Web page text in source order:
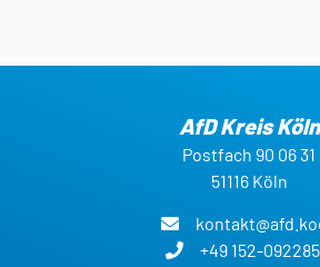
AfD Kreis Köln
Postfach 90 06 31
51116 Köln
+49 152-